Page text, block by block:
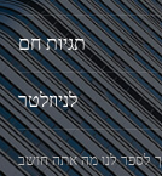
תגיות חם
לניוזלטר